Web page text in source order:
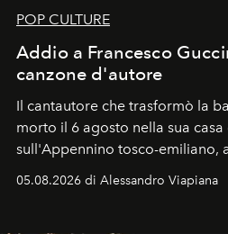
POP CULTURE
Addio a Francesco
canzone d'autore
Il cantautore che trasformò la
morto il 6 agosto nella sua casa
sull'Appennino tosco-emiliano,
05.08.2026 di Alessandro Viapiana